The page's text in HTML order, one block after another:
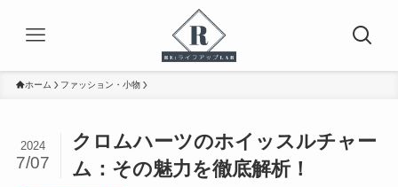
ホーム ファッション・小物
クロムハーツのホイッスルチャー
ム：その魅力を徹底解析！
2024
7/07